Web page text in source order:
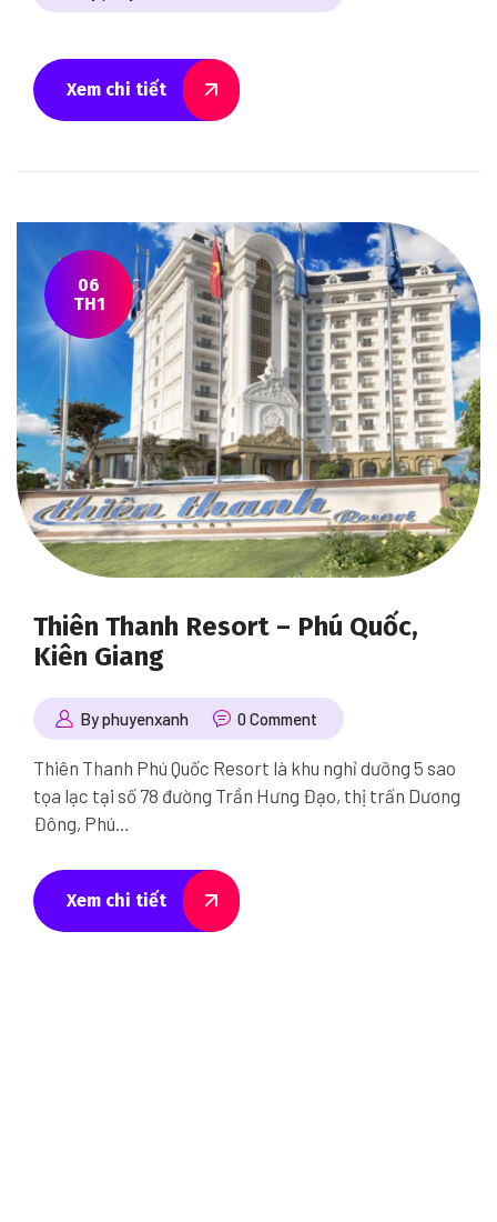
Xem chi tiết
06
TH1
Thiên Thanh Resort – Phú Quốc,
Kiên Giang
By phuyenxanh 0 Comment
Thiên Thanh Phú Quốc Resort là khu nghỉ dưỡng 5 sao
tọa lạc tại số 78 đường Trần Hưng Đạo, thị trấn Dương
Đông, Phú…
Xem chi tiết